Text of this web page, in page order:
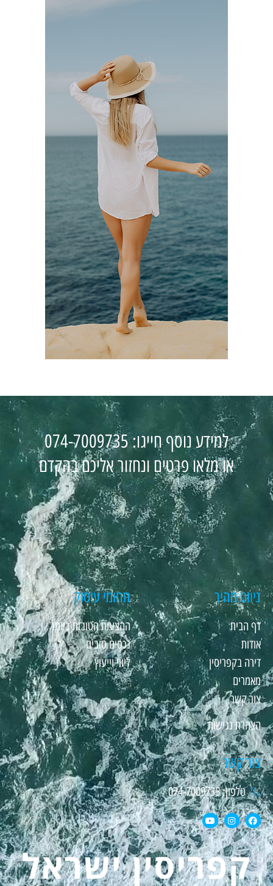
למידע נוסף חייגו: 074-7009735
או מלאו פרטים ונחזור אליכם בהקדם
ניווט מהיר
דף הבית
אודות
דירה בקפריסין
מאמרים
צור קשר
הצהרת נגישות
תחומי עיסוק
ההצעות הטובות ביותר
נכסים טובים
ליווי וייעוץ
צור קשר
טלפון: 074-7009735